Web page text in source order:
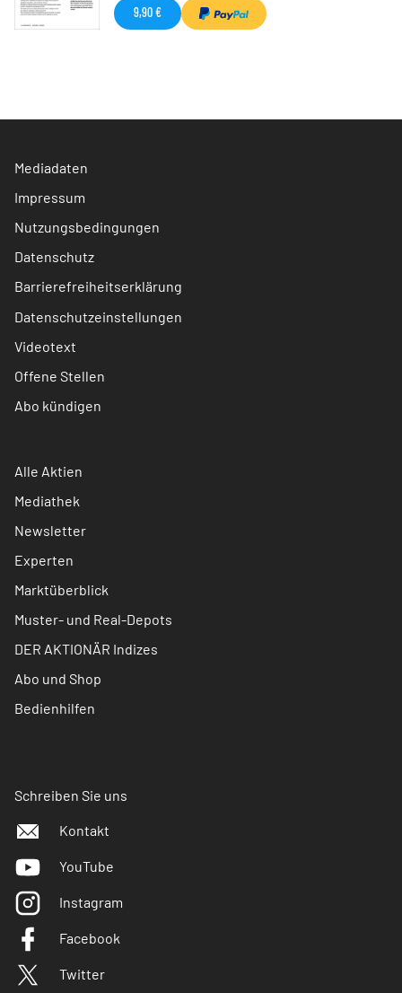
9,90 €
Mediadaten
Impressum
Nutzungsbedingungen
Datenschutz
Barrierefreiheitserklärung
Datenschutzeinstellungen
Videotext
Offene Stellen
Abo kündigen
Alle Aktien
Mediathek
Newsletter
Experten
Marktüberblick
Muster- und Real-Depots
DER AKTIONÄR Indizes
Abo und Shop
Bedienhilfen
Schreiben Sie uns
Kontakt
YouTube
Instagram
Facebook
Twitter